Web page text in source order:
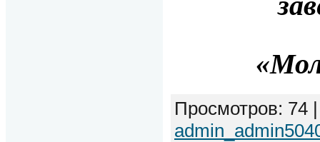
Просмотров: 74